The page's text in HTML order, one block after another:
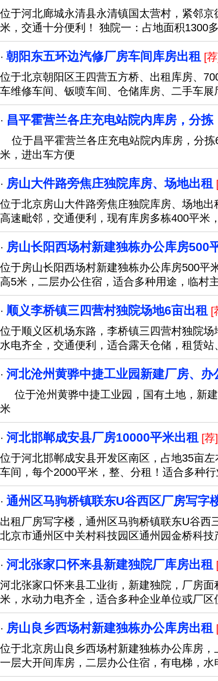
位于河北廊城永清县永清镇国太营村，紧邻
米，交通十分便利！ 独院一：占地面积1300
· 朝阳东五环边汽修厂房车间库房出租 [
位于北京朝阳区王四营五方桥、出租库房、
车维修车间、钣喷车间、仓储库房、二手车展
· 昌平霍营兰各庄充电站院内库房，分拣
位于昌平霍营兰各庄充电站院内库房，分拣
米，进出车方便
· 房山大件路旁焦庄独院库房、场地出租
位于北京房山大件路旁焦庄独院库房、场地
高速毗邻，交通便利，现有库房多栋400平米
· 房山长阳西场村新建独栋办公库房500
位于房山长阳西场村新建独栋办公库房500平
高5米，二层办公住宿，适合多种用途，临村
· 顺义李桥镇三四营村独院场地6亩出租 [
位于顺义区机场东路，李桥镇三四营村独院
水电齐全，交通便利，适合露天仓储，租赁
· 河北沧州黄骅中捷工业园新建厂房、办
位于沧州黄骅中捷工业园，国有土地，新
米
· 河北邯郸成安县厂房10000平米出租 [荐]
位于河北邯郸成安县开发区南区，占地35亩
车间，每个2000平米，整、分租！适合多种
· 通州区马驹桥镇联东U谷西区厂房写字
出租厂房写字楼，通州区马驹桥镇联东U谷西
北京市通州区中关村科技园区通州园金桥科技
· 河北张家口怀来县新建独院厂库房出租
河北张家口怀来县工业街，新建独院，厂房
米，水动力电齐全，适合多种企业单位或厂区
· 房山良乡西场村新建独栋办公库房出租
位于北京房山良乡西场村新建独栋办公库房
一层大开间库房，二层办公住宿，有电梯，